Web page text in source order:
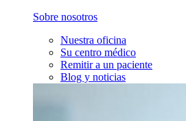
Sobre nosotros
Nuestra oficina
Su centro médico
Remitir a un paciente
Blog y noticias